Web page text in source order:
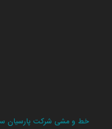
خط و مشی شرکت پارسیان